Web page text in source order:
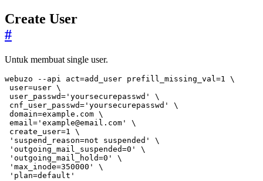
Create User
#
Untuk membuat single user.
webuzo --api act=add_user prefill_missing_val=1
user=user
user_passwd= 'yoursecurepasswd'
cnf_user_passwd= 'yoursecurepasswd'
domain=example.com
email= ' example@email.com '
create_user=1
'suspend_reason=not suspended'
'outgoing_mail_suspended=0'
'outgoing_mail_hold=0'
'max_inode=350000'
'plan=default'